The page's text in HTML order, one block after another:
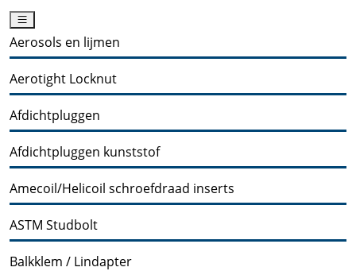
Aerosols en lijmen
Aerotight Locknut
Afdichtpluggen
Afdichtpluggen kunststof
Amecoil/Helicoil schroefdraad inserts
ASTM Studbolt
Balkklem / Lindapter